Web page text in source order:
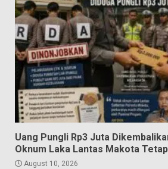
Uang Pungli Rp3 Juta
Oknum Laka Lantas Makota
August 10, 2026